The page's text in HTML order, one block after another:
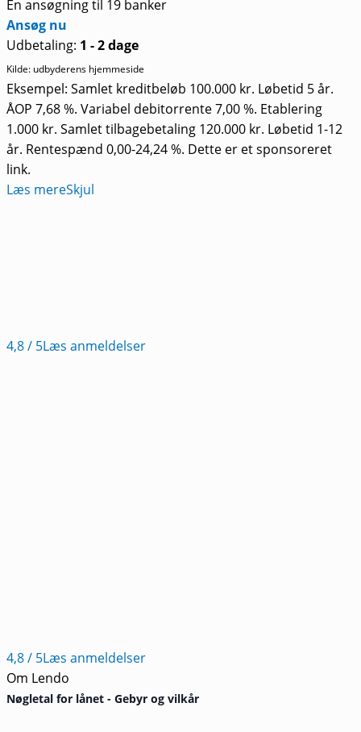
Èn ansøgning til 19 banker
Ansøg nu
Udbetaling: 1 - 2 dage
Kilde: udbyderens hjemmeside
Eksempel: Samlet kreditbeløb 100.000 kr. Løbetid 5 år.
ÅOP 7,68 %. Variabel debitorrente 7,00 %. Etablering
1.000 kr. Samlet tilbagebetaling 120.000 kr. Løbetid 1-12
år. Rentespænd 0,00-24,24 %. Dette er et sponsoreret
link.
Læs mereSkjul
4,8/ 5Læs anmeldelser
4,8/ 5Læs anmeldelser
Om Lendo
Nøgletal for lånet - Gebyr og vilkår